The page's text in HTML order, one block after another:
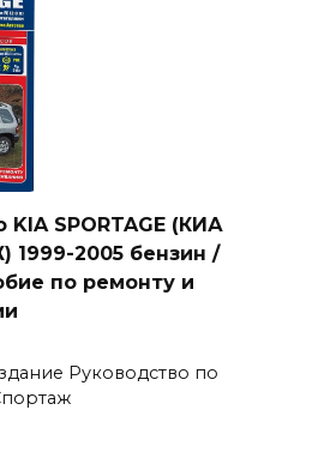
KIA SPORTAGE (КИА
2005 бензин /
по ремонту и
Руководство по